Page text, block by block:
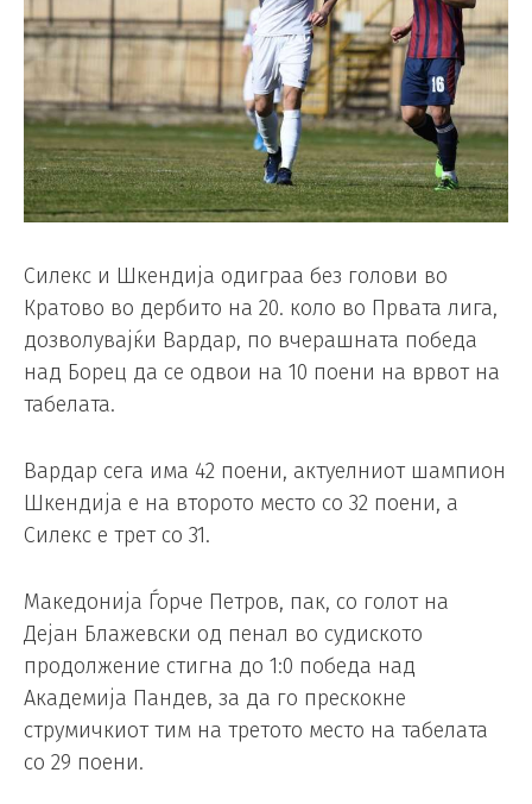
Силекс и Шкендија одиграа без голови во
Кратово во дербито на 20. коло во Првата лига,
дозволувајќи Вардар, по вчерашната победа
над Борец да се одвои на 10 поени на врвот на
табелата.
Вардар сега има 42 поени, актуелниот шампион
Шкендија е на второто место со 32 поени, а
Силекс е трет со 31.
Македонија Ѓорче Петров, пак, со голот на
Дејан Блажевски од пенал во судиското
продолжение стигна до 1:0 победа над
Академија Пандев, за да го прескокне
струмичкиот тим на третото место на табелата
со 29 поени.